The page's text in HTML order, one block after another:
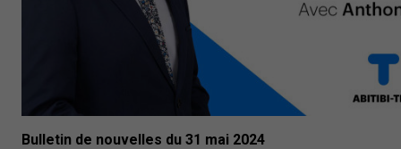
Bulletin de nouvelles du 31 mai 2024